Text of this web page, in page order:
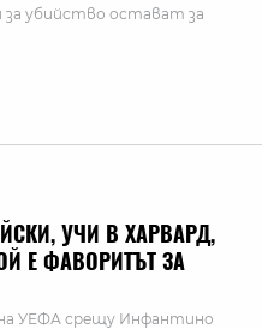
убийство остават за
УЧИ В ХАРВАРД,
Е ФАВОРИТЪТ ЗА
УЕФА срещу Инфантино